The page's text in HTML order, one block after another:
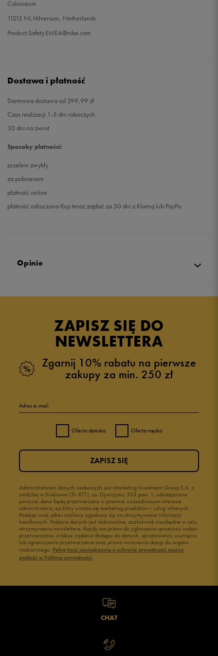
Colosseum
11213 NL Hilversum, Netherlands
Product.Safety.EMEA@nike.com
Dostawa i płatność
Darmowa dostawa od 299,99 zł
Czas realizacji 1-5 dni roboczych
30 dni na zwrot
Sposoby płatności:
przelew zwykły
za pobraniem
płatność online
płatność odroczona Kup teraz zapłać za 30 dni z Klarną lub PayPo
Opinie
ZAPISZ SIĘ DO
NEWSLETTERA
Zgarnij 10% rabatu na pierwsze
zakupy za min. 250 zł
Adres e-mail
Oferta damska Oferta męska
Administratorem danych osobowych jest Marketing Investment Group S.A. z
siedzibą w Krakowie (31-871), os. Dywizjonu 303 paw. 1, udostępnione
powyżej dane będą przetwarzane w prawnie uzasadnionym interesie
administratora, za który uważa się marketing produktów i usług własnych.
Podając swój adres mailowy zgadzasz się na otrzymywanie informacji
handlowych. Podanie danych jest dobrowolne, aczkolwiek niezbędne w celu
otrzymywania newslettera. Każdy ma prawo do zgłoszenia sprzeciwu wobec
przetwarzania, a także żądania dostępu do danych, sprostowania, usunięcia
lub ograniczenia przetwarzania oraz prawo wniesienia skargi do organu
nadzorczego. Pełną treść oświadczenia o ochronie prywatności można
znaleźć w Polityce prywatności.
ZAPISZ SIĘ
CHAT